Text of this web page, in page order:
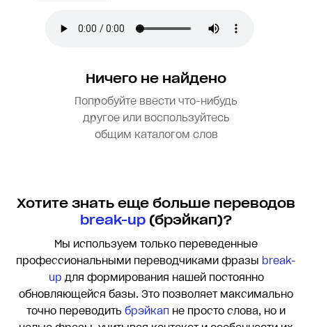
Ничего не найдено
Попробуйте ввести что-нибудь
другое или воспользуйтесь
общим каталогом слов
Хотите знать еще больше переводов
break-up(брэйкап)?
Мы используем только переведенные
профессиональными переводчиками фразы break-
up для формирования нашей постоянно
обновляющейся базы. Это позволяет максимально
точно переводить брэйкап не просто слова, но и